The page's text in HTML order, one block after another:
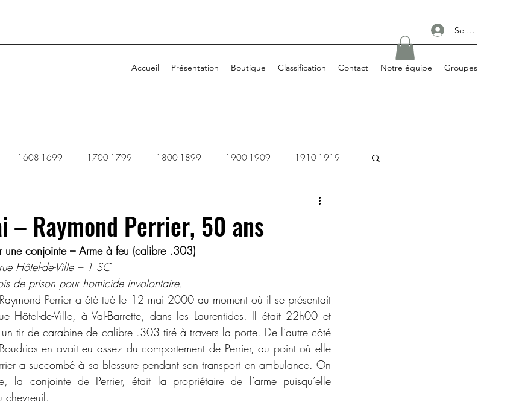
Se connecter
Accueil Présentation Boutique Classification Contact Notre équipe Groupes
1608-1699 1700-1799 1800-1899 1900-1909 1910-1919
1949
2019 2020-2029 Dossiers rejetés
– Raymond Perrier, 50 ans
une conjointe – Arme à feu (calibre .303)
Hôtel-de-Ville – 1 SC
de prison pour homicide involontaire.
Hôtel-de-Ville, à Val-Barrette, dans les Laurentides. Il était 22h00 et
tir de carabine de calibre .303 tiré à travers la porte. De l’autre côté
en avait eu assez du comportement de Perrier, au point où elle
a succombé à sa blessure pendant son transport en ambulance. On
la conjointe de Perrier, était la propriétaire de l’arme puisqu’elle
chevreuil.